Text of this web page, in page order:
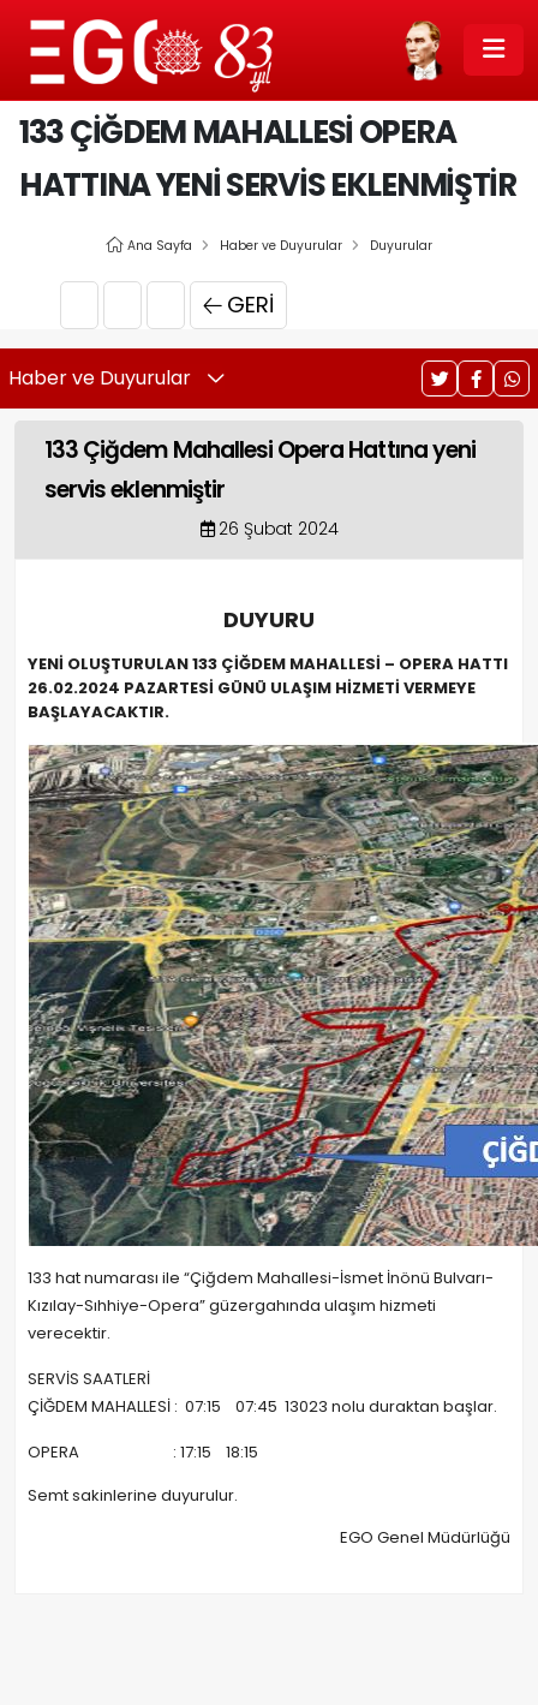
133 ÇIĞDEM MAHALLESI OPERA
HATTINA YENI SERVIS EKLENMIŞTIR
Ana Sayfa Haber ve Duyurular Duyurular
GERI
Haber ve Duyurular
133 Çiğdem Mahallesi Opera Hattına yeni
servis eklenmiştir
26 Şubat 2024
DUYURU
YENİ OLUŞTURULAN 133 ÇİĞDEM MAHALLESİ – OPERA HATTI
26.02.2024 PAZARTESİ GÜNÜ ULAŞIM HİZMETİ VERMEYE
BAŞLAYACAKTIR.
133 hat numarası ile “Çiğdem Mahallesi-İsmet İnönü Bulvarı-
Kızılay-Sıhhiye-Opera” güzergahında ulaşım hizmeti
verecektir.
SERVİS SAATLERİ
ÇİĞDEM MAHALLESİ : 07:15 07:45 13023 nolu duraktan başlar.
OPERA : 17:15 18:15
Semt sakinlerine duyurulur.
EGO Genel Müdürlüğü